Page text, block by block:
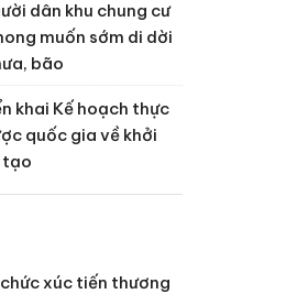
dân khu chung cư
muốn sớm di dời
bão
khai Kế hoạch thực
quốc gia về khởi
tạo
xúc tiến thương